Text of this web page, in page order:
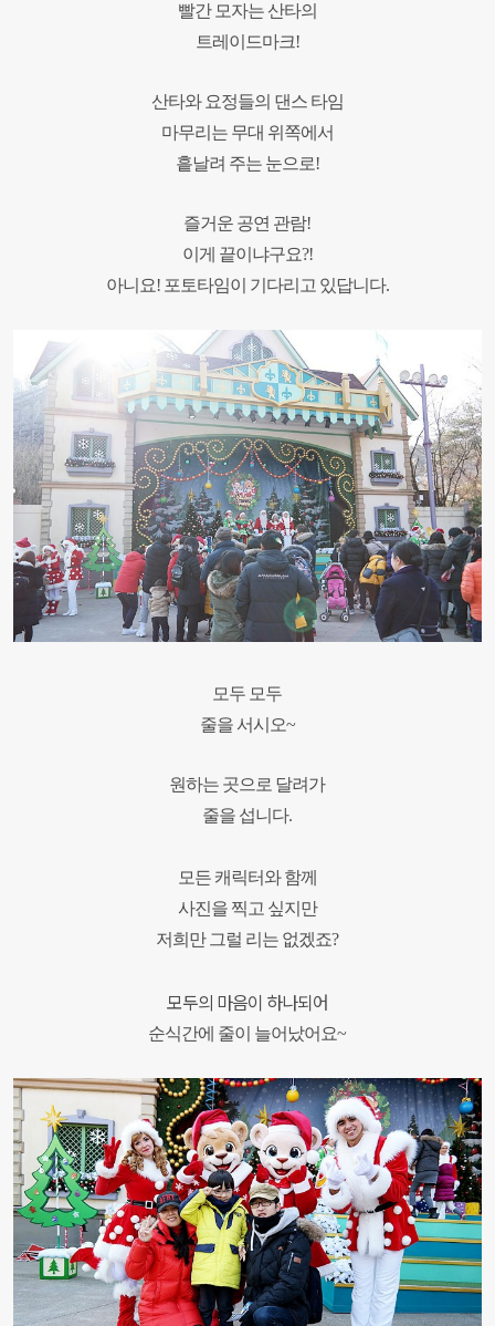
빨간 모자는 산타의
트레이드마크!
산타와 요정들의 댄스 타임
마무리는 무대 위쪽에서
흩날려 주는 눈으로!
즐거운 공연 관람!
이게 끝이냐구요?!
아니요! 포토타임이 기다리고 있답니다.
모두 모두
줄을 서시오~
원하는 곳으로 달려가
줄을 섭니다.
모든 캐릭터와 함께
사진을 찍고 싶지만
저희만 그럴 리는 없겠죠?
모두의 마음이 하나되어
순식간에 줄이 늘어났어요~